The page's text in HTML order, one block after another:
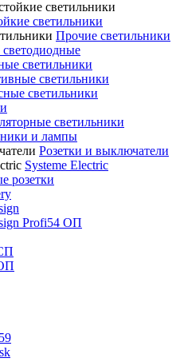
светильники
Прочие светильники
светильники
светильники
светильники
светильники
и лампы
Розетки и выключатели
Systeme Electric
розетки
Profi54 ОП